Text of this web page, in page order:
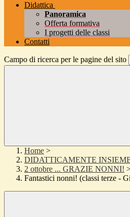
Didattica
Panoramica
Offerta formativa
I progetti delle classi
Contatti
Campo di ricerca per le pagine del sito
Home >
DIDATTICAMENTE
2 ottobre ... GRAZIE NONNI!
Fantastici nonni! (classi terze -